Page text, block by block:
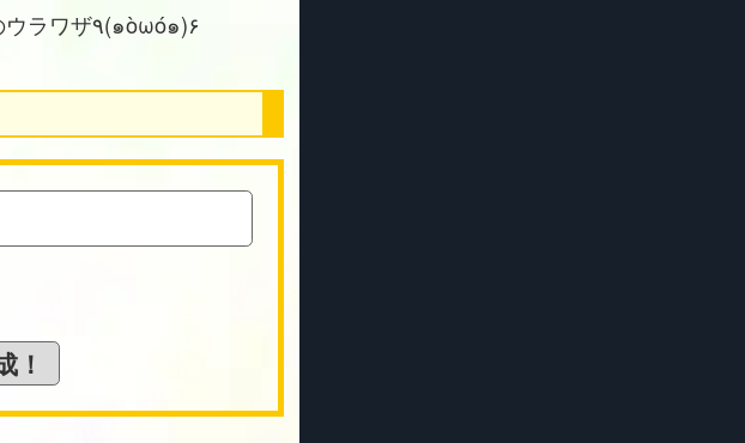
お誕生日を追い駆けるのに超便利なプロのウラワザ٩(๑òωó๑)۶